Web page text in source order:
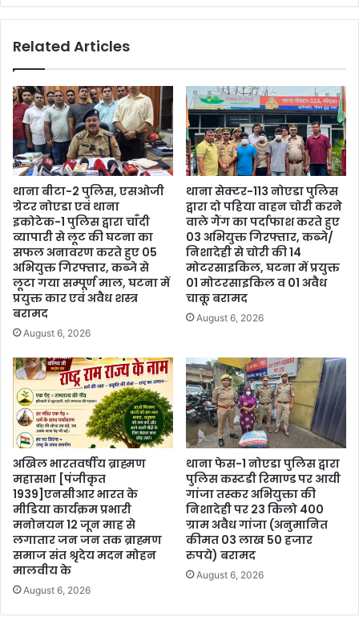
Related Articles
थाना बीटा-2 पुलिस, एसओजी
ग्रेटर नोएडा एवं थाना
इकोटेक-1 पुलिस द्वारा चाँदी
व्यापारी से लूट की घटना का
सफल अनावरण करते हुए 05
अभियुक्त गिरफ्तार, कब्जे से
लूटा गया सम्पूर्ण माल, घटना में
प्रयुक्त कार एवं अवैध शस्त्र
बरामद
August 6, 2026
थाना सेक्टर-113 नोएडा पुलिस
द्वारा दो पहिया वाहन चोरी करने
वाले गैंग का पर्दाफाश करते हुए
03 अभियुक्त गिरफ्तार, कब्जे/
निशादेही से चोरी की 14
मोटरसाइकिल, घटना में प्रयुक्त
01 मोटरसाइकिल व 01 अवैध
चाकू बरामद
August 6, 2026
अखिल भारतवर्षीय ब्राह्मण
महासभा [पंजीकृत
1939]एनसीआर भारत के
मीडिया कार्यक्रम प्रभारी
मनोनयन 12 जून माह से
लगातार जन जन तक ब्राह्मण
समाज संत श्रृदेय मदन मोहन
मालवीय के
August 6, 2026
थाना फेस-1 नोएडा पुलिस द्वारा
पुलिस कस्टडी रिमाण्ड पर आयी
गांजा तस्कर अभियुक्ता की
निशादेही पर 23 किलो 400
ग्राम अवैध गांजा (अनुमानित
कीमत 03 लाख 50 हजार
रुपये) बरामद
August 6, 2026